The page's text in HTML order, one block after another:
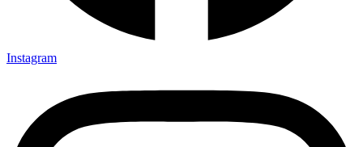
Instagram